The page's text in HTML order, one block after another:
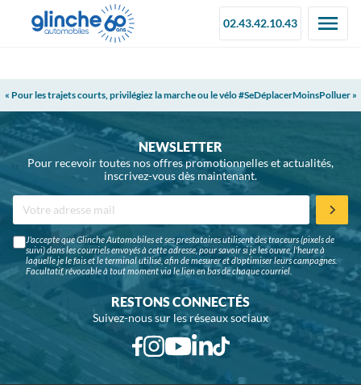
02.43.42.10.43
« Pour les trajets courts, privilégiez la marche ou le vélo #SeDéplacerMoinsPolluer »
NEWSLETTER
Pour recevoir toutes nos offres promotionnelles et actualités,
inscrivez-vous dès maintenant.
J'accepte que Glinche Automobiles et ses prestataires utilisent des traceurs (pixels de
suivi) dans les courriels envoyés à cette adresse, pour savoir si je les ouvre, l'heure à
laquelle je le fais et le terminal utilisé, afin de mesurer et d'optimiser leurs campagnes.
Facultatif, révocable à tout moment via le lien en bas de chaque courriel.
RESTONS CONNECTÉS
Suivez-nous sur les réseaux sociaux